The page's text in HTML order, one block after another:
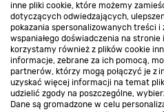
inne pliki cookie, które możemy
dotyczących odwiedzających,
pokazania spersonalizowanych treści i
wspaniałego doświadczenia na
korzystamy również z plików cookie
informacje, zebrane za ich pomocą,
partnerów, którzy mogą połączyć je z
uzyskać więcej informacji na temat
udzielić zgody na poszczególne,
Dane są gromadzone w celu
Kontakt do sklepu
Strefa biznesu